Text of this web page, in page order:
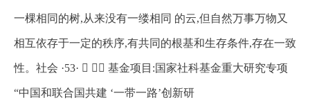
一棵相同的树,从来没有一缕相同 的云,但自然万事万物又
相互依存于一定的秩序,有共同的根基和生存条件,存在一致
性。社会 ·53·   基金项目:国家社科基金重大研究专项
“中国和联合国共建 ‘一带一路’创新研